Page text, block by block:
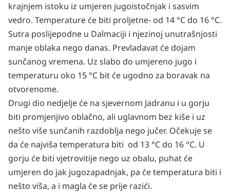
krajnjem istoku iz umjeren jugoistočnjak i sasvim
vedro. Temperature će biti proljetne- od 14 °C do 16 °C.
Sutra poslijepodne u Dalmaciji i njezinoj unutrašnjosti
manje oblaka nego danas. Prevladavat će dojam
sunčanog vremena. Uz slabo do umjereno jugo i
temperaturu oko 15 °C bit će ugodno za boravak na
otvorenome.
Drugi dio nedjelje će na sjevernom Jadranu i u gorju
biti promjenjivo oblačno, ali uglavnom bez kiše i uz
nešto više sunčanih razdoblja nego jučer. Očekuje se
da će najviša temperatura biti od 13 °C do 16 °C. U
gorju će biti vjetrovitije nego uz obalu, puhat će
umjeren do jak jugozapadnjak, pa će temperatura biti i
nešto viša, a i magla će se prije razići.